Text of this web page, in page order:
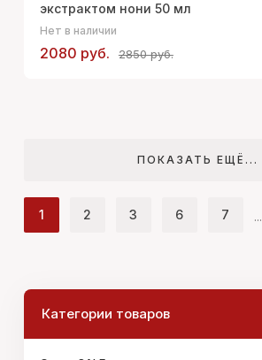
экстрактом нони 50 мл
Нет в наличии
2080 руб. 2850 руб.
ПОКАЗАТЬ ЕЩЁ...
1 2 3 ...
6 7
Категории товаров